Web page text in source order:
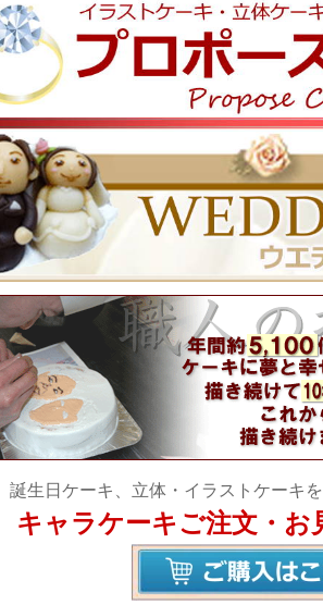
誕生日ケーキ、立体・イラストケーキ
キャラケーキご注文・お